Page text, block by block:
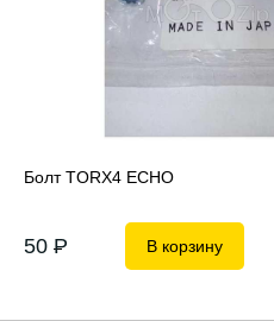
Болт TORX4 ECHO
50 P В корзину